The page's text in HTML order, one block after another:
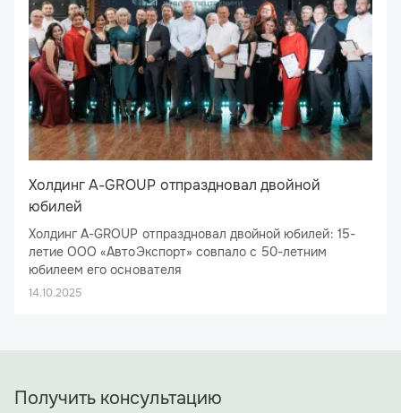
Холдинг A-GROUP отпраздновал двойной
юбилей
Холдинг A-GROUP отпраздновал двойной юбилей: 15-
летие ООО «АвтоЭкспорт» совпало с 50-летним
юбилеем его основателя
26 сентября 2025 года ресторан «Брецель Бройхауз»
Под сводами ресторана собрались не только
14.10.2025
Получить консультацию